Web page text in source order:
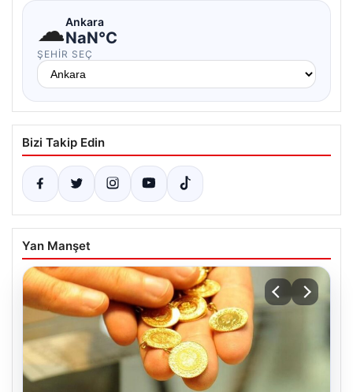
☁Ankara
NaN°C
ŞEHIR SEÇ
Bizi Takip Edin
Yan Manşet